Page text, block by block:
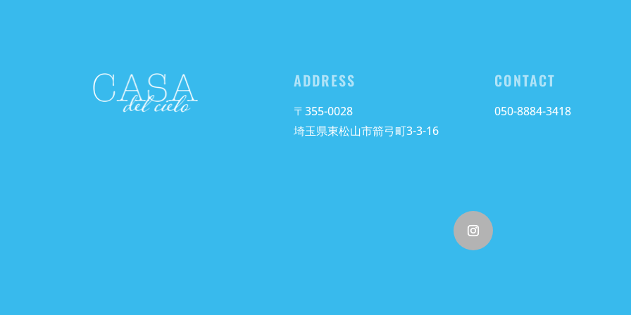
ADDRESS
〒355-0028
埼玉県東松山市箭弓町3-3-16
CONTACT
050-8884-3418